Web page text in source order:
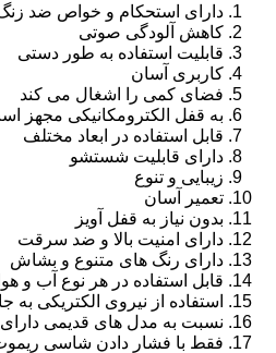
دارای استحکام و خواص ضد
کاهش آلودگی صوتی
قابلیت استفاده به طور دستی
کاربری آسان
فضای کمی را اشغال می کند
به قفل الکترومکانیکی مجهز
قابل استفاده در ابعاد مختلف
دارای قابلیت شستشو
زیبایی و تنوع
تعمیر آسان
بدون نیاز به قفل آویز
دارای امنیت بالا و ضد سرقت
دارای رنگ های متنوع و بشاش
قابل استفاده در هر نوع آب و
استفاده از نیروی الکتریکی به
نسبت به مدل های قدیمی
فقط با فشار دادن شاسی